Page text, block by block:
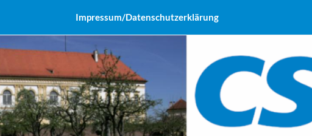
Impressum/Datenschutzerklärung